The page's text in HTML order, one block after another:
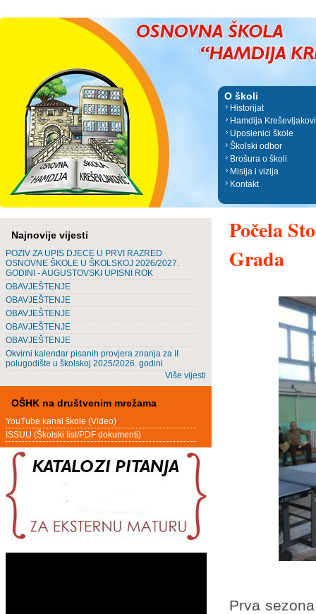
O školi
Historijat
Hamdija
Uposlenici škole
Školski odbor
Brošura o školi
Misija i vizija
Kontakt
Najnovije vijesti
POZIV ZA UPIS DJECE U PRVI RAZRED
OSNOVNE ŠKOLE U ŠKOLSKOJ 2026/2027.
GODINI - AUGUSTOVSKI UPISNI ROK
OBAVJEŠTENJE
OBAVJEŠTENJE
OBAVJEŠTENJE
OBAVJEŠTENJE
OBAVJEŠTENJE
Okvirni kalendar pisanih provjera znanja za II
polugodište u školskoj 2025/2026. godini
Više vijesti
OŠHK na društvenim mrežama
YouTube kanal škole (Video)
ISSUU (Školski list/PDF dokumenti)
Počela
Grada
Prva